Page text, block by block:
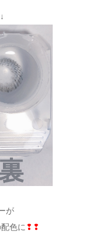
が
色に ❢❢